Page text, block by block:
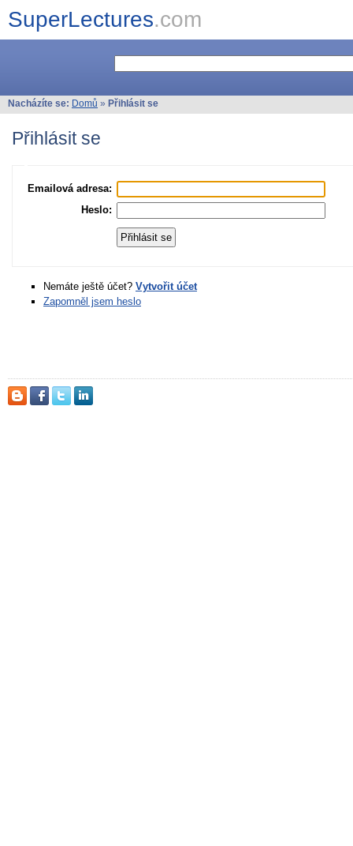
SuperLectures.com
Nacházíte se: Domů » Přihlásit se
Přihlásit se
Emailová adresa:
Heslo:
Nemáte ještě účet? Vytvořit účet
Zapomněl jsem heslo